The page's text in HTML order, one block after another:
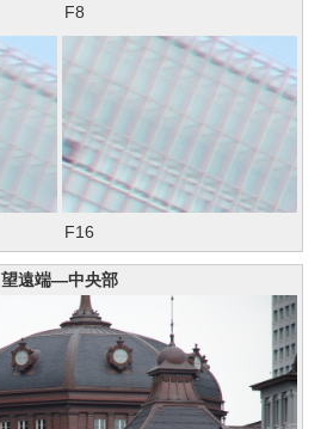
F8
F16
望遠端―中央部